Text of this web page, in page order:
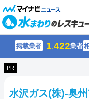
掲載業者 1,422業者
PR
水沢ガス(株)-奥